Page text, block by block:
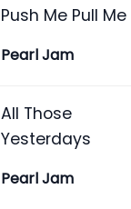
Push Me Pull Me
Pearl Jam
All Those
Yesterdays
Pearl Jam